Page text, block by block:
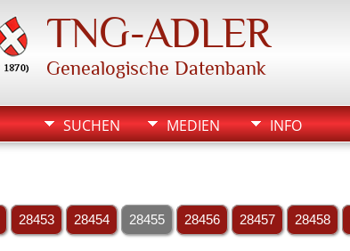
TNG-ADLER
Genealogische Datenbank
SUCHEN MEDIEN INFO
28453 28454 28455 28456 28457 28458